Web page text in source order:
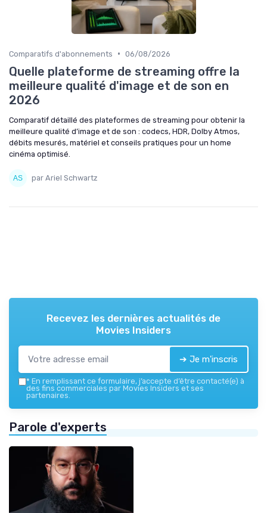
Comparatifs d'abonnements • 06/08/2026
Quelle plateforme de streaming offre la
meilleure qualité d'image et de son en
2026
Comparatif détaillé des plateformes de streaming pour obtenir la
meilleure qualité d’image et de son : codecs, HDR, Dolby Atmos,
débits mesurés, matériel et conseils pratiques pour un home
cinéma optimisé.
par Ariel Schwartz
Recevez les dernières actualités de
Movies Insiders
➔ Je m'inscris
* En remplissant ce formulaire, j’accepte d’être contacté(e) à
des fins commerciales par Movies Insiders et ses
partenaires.
Parole d'experts